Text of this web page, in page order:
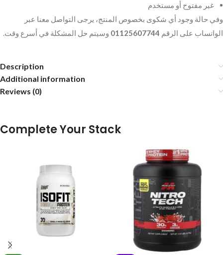
غير مفتوح أو مستخدم
وفي حالة وجود أي شكوى بخصوص المنتج، يرجى التواصل معنا عبر
الواتساب على الرقم 01125607744 وسيتم حل المشكلة في أسرع وقت.
Description
Additional information
Reviews (0)